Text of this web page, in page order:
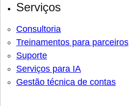
Serviços
Consultoria
Treinamentos para parceiros
Suporte
Serviços para IA
Gestão técnica de contas